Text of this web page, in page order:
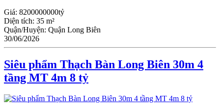
Giá: 8200000000tỷ
Diện tích: 35 m²
Quận/Huyện: Quận Long Biên
30/06/2026
Siêu phẩm Thạch Bàn Long Biên 30m 4
tầng MT 4m 8 tỷ